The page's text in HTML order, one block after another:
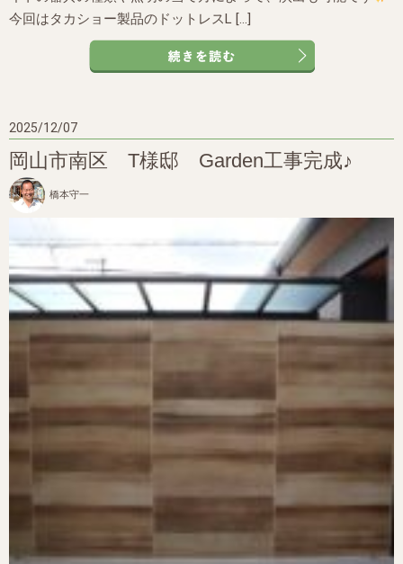
今回はタカショー製品のドットレスL […]
2025/12/07
岡山市南区 T様邸 Garden工事完成♪
橋本守一